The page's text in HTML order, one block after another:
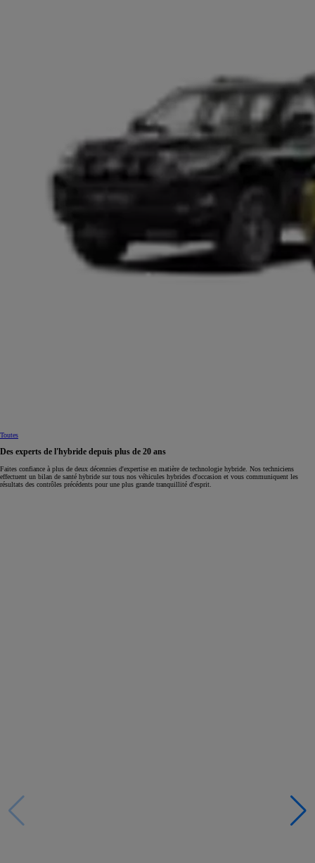
Toutes
Des experts de l'hybride depuis plus de 20 ans
Faites confiance à plus de deux décennies d'expertise en matière de technologie hybride. Nos techniciens
effectuent un bilan de santé hybride sur tous nos véhicules hybrides d'occasion et vous communiquent les
résultats des contrôles précédents pour une plus grande tranquillité d'esprit.